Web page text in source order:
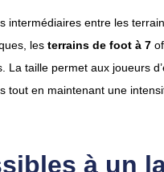
intermédiaires entre les
les terrains de foot à 7
La taille permet aux joueurs
tout en maintenant une
à un